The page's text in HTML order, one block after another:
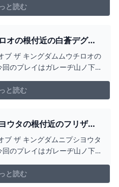
ダークリンク入手法
マスター...
と読む
オの根付近の白蒼デグガ
アーズ オブ ザ キングダ
キン #ZELDA #SHORTS
ブ ザ キングダムムウチロオの
のプレイはガレーヂ山ノ下
#shorts
と読む
ウタの根付近のフリザゲ
ーズ オブ ザ キングダ
キン #ZELDA #SHORTS
ブ ザ キングダムニプシヨウタ
のプレイはガレーヂ山ノ下
#shorts
と読む